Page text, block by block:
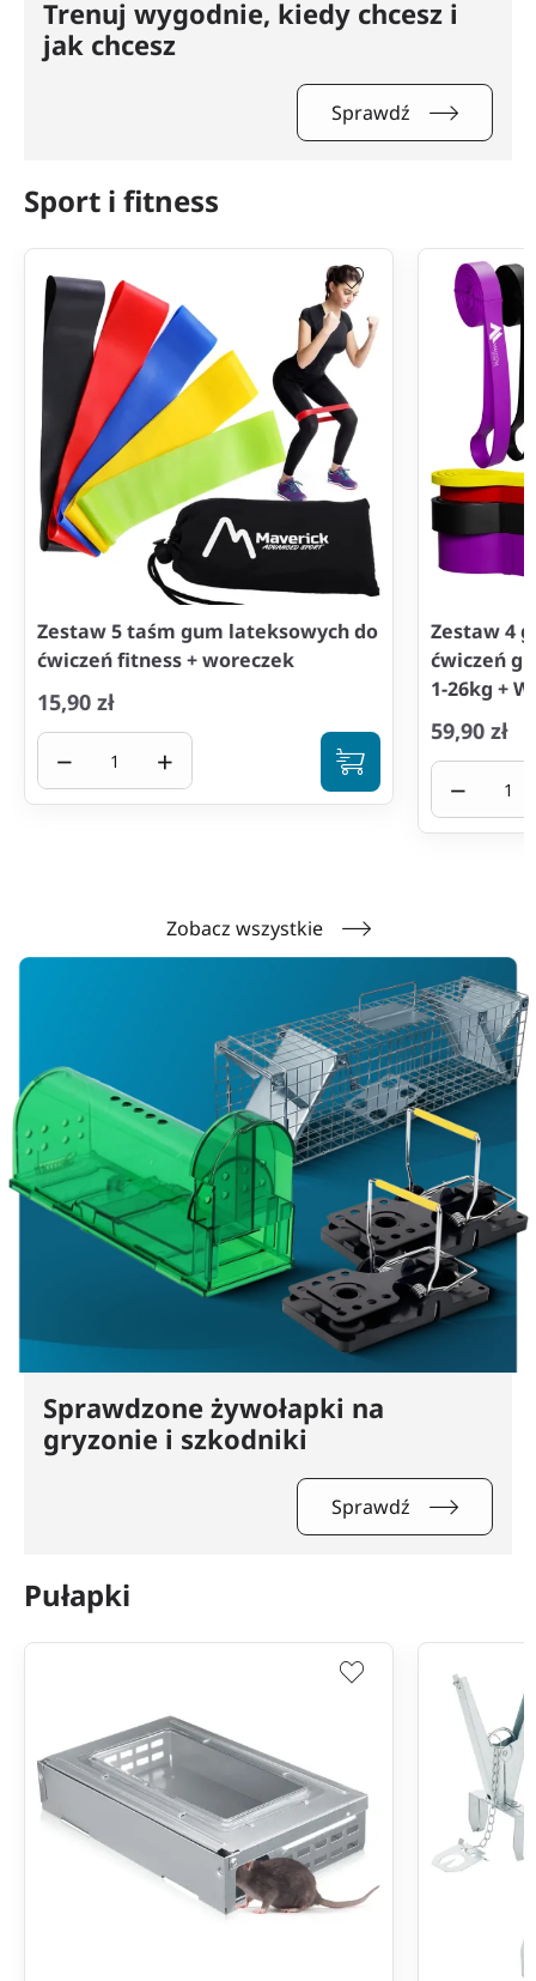
Trenuj wygodnie, kiedy chcesz i
jak chcesz
Sprawdź
Sport i fitness
Zestaw 5 taśm gum lateksowych do
ćwiczeń fitness + woreczek
15,90 zł
− +
Zestaw 4
ćwiczeń
1-26kg +
59,90 zł
−
Zobacz wszystkie
Sprawdzone żywołapki na
gryzonie i szkodniki
Sprawdź
Pułapki